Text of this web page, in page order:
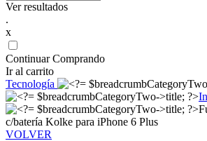
Ver resultados
.
x
Continuar Comprando
Ir al carrito
Tecnología
c/batería Kolke para iPhone 6 Plus
VOLVER